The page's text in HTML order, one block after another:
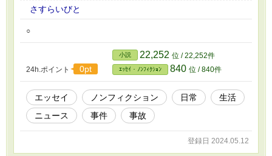
さすらいびと
○
24h.ポイント 0pt
小説 22,252 位 / 22,252件
ｴｯｾｲ・ﾉﾝﾌｨｸｼｮﾝ 840 位 / 840件
エッセイ ノンフィクション 日常
生活
ニュース
事件 事故
登録日 2024.05.12